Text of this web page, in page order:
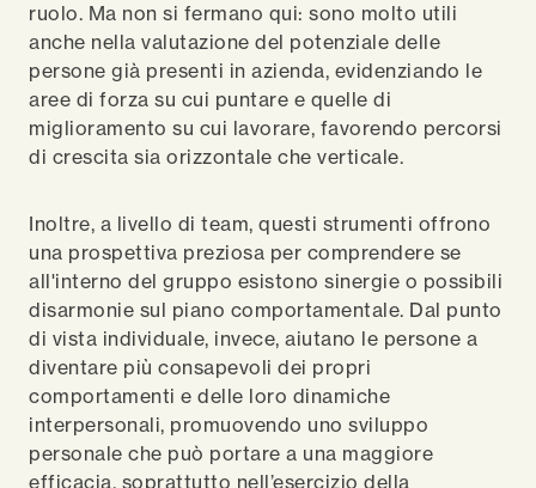
ruolo. Ma non si fermano qui: sono molto utili
anche nella valutazione del potenziale delle
persone già presenti in azienda, evidenziando le
aree di forza su cui puntare e quelle di
miglioramento su cui lavorare, favorendo percorsi
di crescita sia orizzontale che verticale.
Inoltre, a livello di team, questi strumenti offrono
una prospettiva preziosa per comprendere se
all'interno del gruppo esistono sinergie o possibili
disarmonie sul piano comportamentale. Dal punto
di vista individuale, invece, aiutano le persone a
diventare più consapevoli dei propri
comportamenti e delle loro dinamiche
interpersonali, promuovendo uno sviluppo
personale che può portare a una maggiore
efficacia, soprattutto nell’esercizio della